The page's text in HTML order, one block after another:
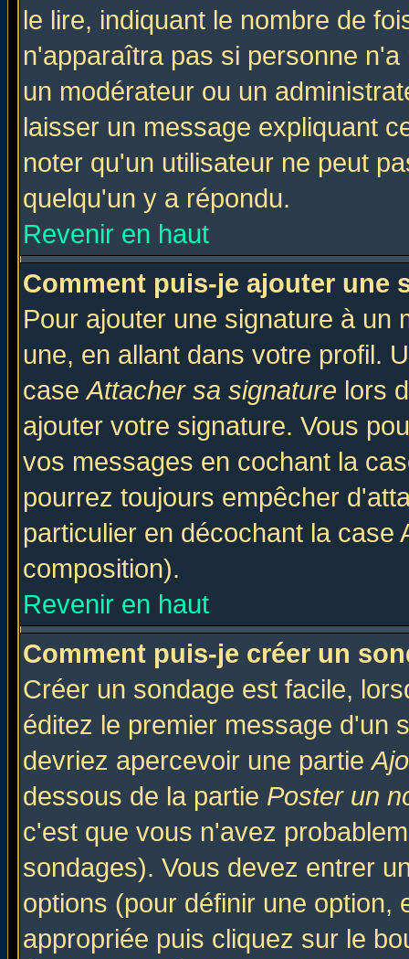
le lire, indiquant le nombre de
n'apparaîtra pas si personne
un modérateur ou un
laisser un message expliquant
noter qu'un utilisateur ne peut
quelqu'un y a répondu.
Revenir en haut
Comment puis-je ajouter une
Pour ajouter une signature à un
une, en allant dans votre profil.
caseAttacher sa signature lors
ajouter votre signature. Vous
vos messages en cochant la
pourrez toujours empêcher
particulier en décochant la
composition).
Revenir en haut
Comment puis-je créer un
Créer un sondage est facile,
éditez le premier message d'un
devriez apercevoir une partie
dessous de la partie Poster un
c'est que vous n'avez
sondages). Vous devez entrer
options (pour définir une option,
appropriée puis cliquez sur le